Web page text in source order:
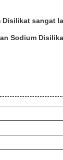
sangat
Sodium